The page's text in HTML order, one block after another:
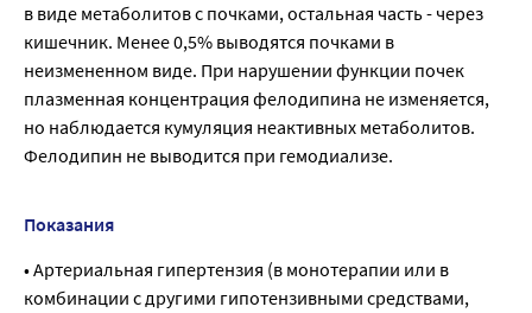
в виде метаболитов с почками, остальная часть - через
кишечник. Менее 0,5% выводятся почками в
неизмененном виде. При нарушении функции почек
плазменная концентрация фелодипина не изменяется,
но наблюдается кумуляция неактивных метаболитов.
Фелодипин не выводится при гемодиализе.
Показания
• Артериальная гипертензия (в монотерапии или в
комбинации с другими гипотензивными средствами,